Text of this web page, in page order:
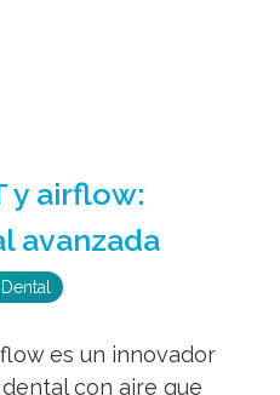
y airflow:
avanzada
es un innovador
con aire que